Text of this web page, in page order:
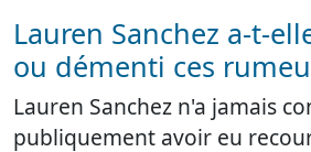
Lauren Sanchez a-t-
ou démenti ces
Lauren Sanchez n'a jamais
publiquement avoir eu